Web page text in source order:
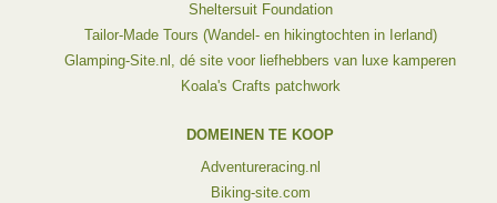
Sheltersuit Foundation
Tailor-Made Tours (Wandel- en hikingtochten in Ierland)
Glamping-Site.nl, dé site voor liefhebbers van luxe kamperen
Koala's Crafts patchwork
DOMEINEN TE KOOP
Adventureracing.nl
Biking-site.com